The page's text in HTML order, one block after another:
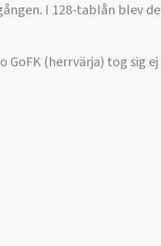
I 128-tablån blev
(herrvärja) tog sig